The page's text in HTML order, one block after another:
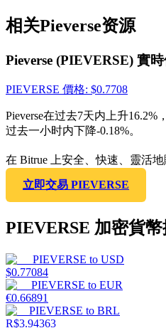
相关Pieverse资源
Pieverse (PIEVERSE) 實
PIEVERSE 價格: $0.7708
Pieverse在过去7天内上升16.2%
过去一小时内下降-0.18%。
在 Bitrue 上安全、快速、靈活地
立即交易 PIEVERSE
PIEVERSE 加密貨
PIEVERSE to USD
$0.77084
PIEVERSE to EUR
€0.66891
PIEVERSE to BRL
R$3.94363